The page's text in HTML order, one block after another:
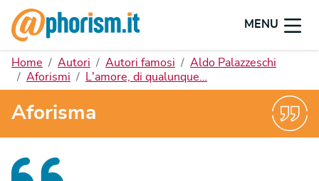
MENU
Home Autori Autori famosi
Aldo Palazzeschi
Aforismi
L'amore, di qualunque…
Aforisma